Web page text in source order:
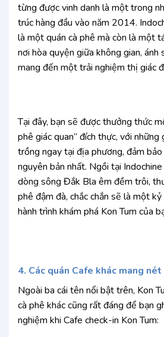
từng được vinh danh là một trong
trúc hàng đầu vào năm 2014.
là một quán cà phê mà còn là một
nơi hòa quyện giữa không gian, ánh
mang đến một trải nghiệm thị giác
Tại đây, bạn sẽ được thưởng thức
phê giác quan” đích thực, với
trồng ngay tại địa phương, đảm
nguyên bản nhất. Ngồi tại
dòng sông Đắk Bla êm đềm trôi,
phê đậm đà, chắc chắn sẽ là một
hành trình khám phá Kon Tum của
4. Các quán Cafe khác mang
Ngoài ba cái tên nổi bật trên, Kon
cà phê khác cũng rất đáng để bạn
nghiệm khi Cafe check-in Kon Tum: